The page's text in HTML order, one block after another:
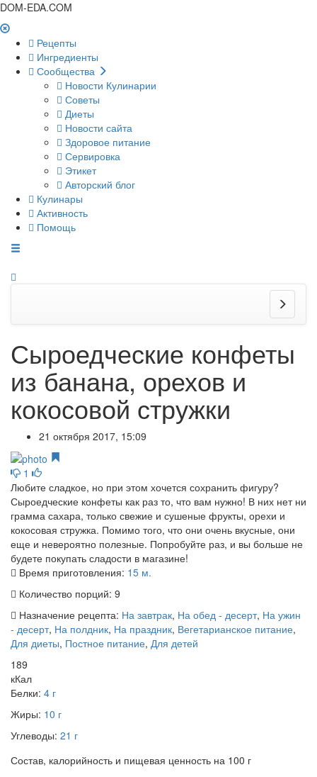
DOM-EDA.COM
Рецепты
Ингредиенты
Сообщества
Новости Кулинарии
Советы
Диеты
Новости сайта
Здоровое питание
Сервировка
Этикет
Авторский блог
Кулинары
Активность
Помощь
Сыроедческие конфеты
из банана, орехов и
кокосовой стружки
21 октября 2017, 15:09
1
Любите сладкое, но при этом хочется сохранить фигуру?
Сыроедческие конфеты как раз то, что вам нужно! В них нет ни
грамма сахара, только свежие и сушеные фрукты, орехи и
кокосовая стружка. Помимо того, что они очень вкусные, они
еще и невероятно полезные. Попробуйте раз, и вы больше не
будете покупать сладости в магазине!
Время приготовления: 15 м.
Количество порций: 9
Назначение рецепта: На завтрак, На обед - десерт, На ужин
- десерт, На полдник, На праздник, Вегетарианское питание,
Для диеты, Постное питание, Для детей
189
кКал
Белки: 4 г
Жиры: 10 г
Углеводы: 21 г
Состав, калорийность и пищевая ценность на 100 г